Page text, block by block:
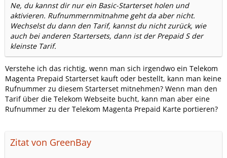
Ne, du kannst dir nur ein Basic-Starterset holen und
aktivieren. Rufnummernmitnahme geht da aber nicht.
Wechselst du dann den Tarif, kannst du nicht zurück, wie
auch bei anderen Startersets, dann ist der Prepaid S der
kleinste Tarif.
Verstehe ich das richtig, wenn man sich irgendwo ein Telekom
Magenta Prepaid Starterset kauft oder bestellt, kann man keine
Rufnummer zu diesem Starterset mitnehmen? Wenn man den
Tarif über die Telekom Webseite bucht, kann man aber eine
Rufnummer zu der Telekom Magenta Prepaid Karte portieren?
Zitat von GreenBay